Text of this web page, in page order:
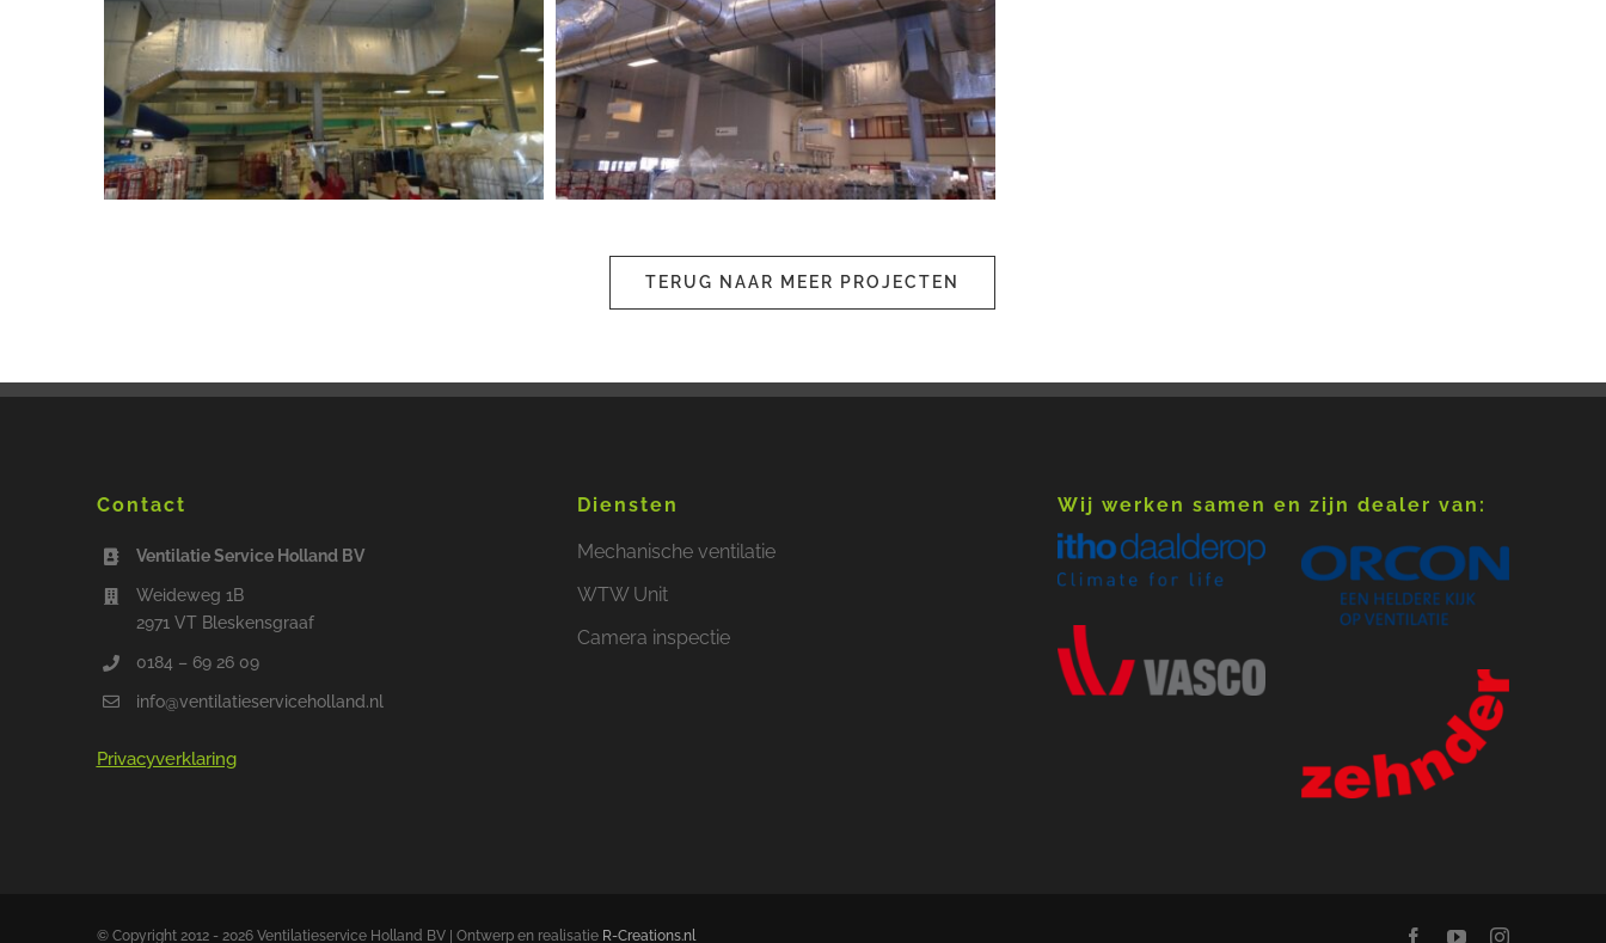
TERUG NAAR MEER PROJECTEN
Contact
Ventilatie Service Holland BV
Weideweg 1B
2971 VT Bleskensgraaf
0184 – 69 26 09
info@ventilatieserviceholland.nl
Privacyverklaring
Diensten
Mechanische ventilatie
WTW Unit
Camera inspectie
Wij werken samen en zijn dealer van:
© Copyright 2012 - 2026 Ventilatieservice Holland BV | Ontwerp en realisatie R-Creations.nl